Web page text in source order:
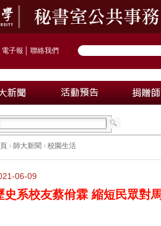
電子報 聯絡我們
› 師大新聞 › 校園生活
06-09
史系校友蔡佾霖 縮短民眾對